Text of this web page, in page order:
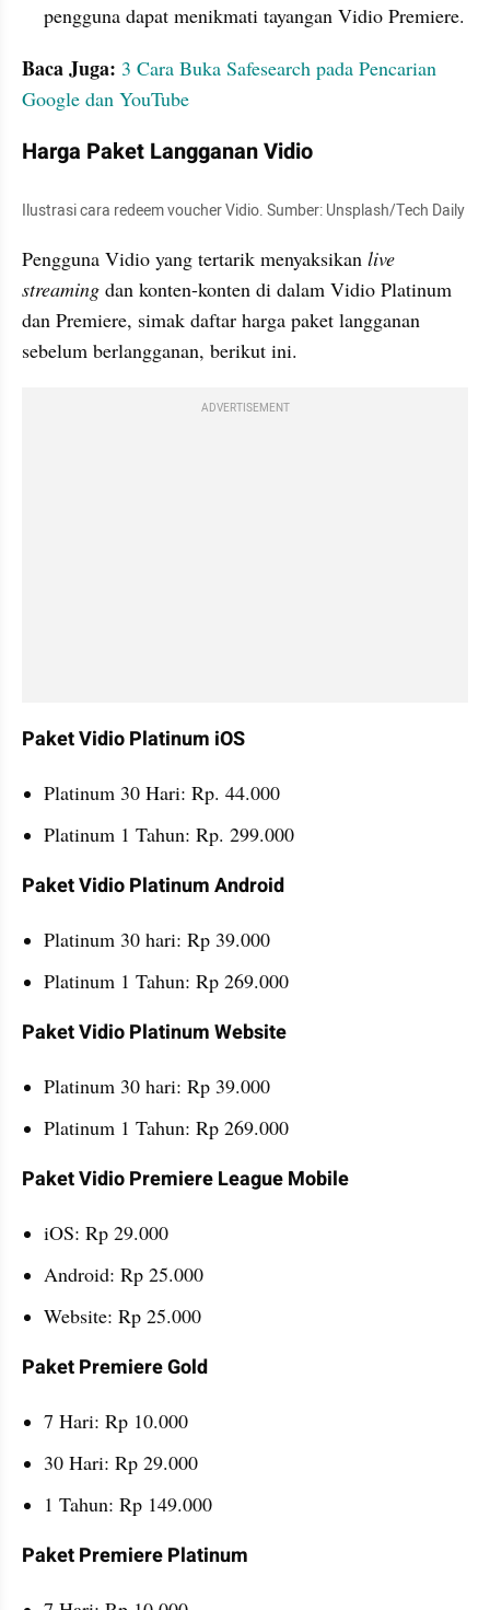
pengguna dapat menikmati tayangan Vidio Premiere.
Baca Juga: 3 Cara Buka Safesearch pada Pencarian
Google dan YouTube
Harga Paket Langganan Vidio
Ilustrasi cara redeem voucher Vidio. Sumber: Unsplash/Tech Daily
Pengguna Vidio yang tertarik menyaksikan live
streaming dan konten-konten di dalam Vidio Platinum
dan Premiere, simak daftar harga paket langganan
sebelum berlangganan, berikut ini.
ADVERTISEMENT
Paket Vidio Platinum iOS
Platinum 30 Hari: Rp. 44.000
Platinum 1 Tahun: Rp. 299.000
Paket Vidio Platinum Android
Platinum 30 hari: Rp 39.000
Platinum 1 Tahun: Rp 269.000
Paket Vidio Platinum Website
Platinum 30 hari: Rp 39.000
Platinum 1 Tahun: Rp 269.000
Paket Vidio Premiere League Mobile
iOS: Rp 29.000
Android: Rp 25.000
Website: Rp 25.000
Paket Premiere Gold
7 Hari: Rp 10.000
30 Hari: Rp 29.000
1 Tahun: Rp 149.000
Paket Premiere Platinum